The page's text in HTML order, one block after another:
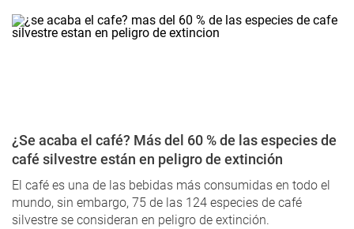
¿Se acaba el café? Más del 60 % de las especies de
café silvestre están en peligro de extinción
El café es una de las bebidas más consumidas en todo el
mundo, sin embargo, 75 de las 124 especies de café
silvestre se consideran en peligro de extinción.